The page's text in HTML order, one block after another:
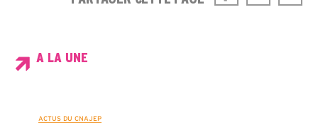
A LA UNE
ACTUS DU CNAJEP